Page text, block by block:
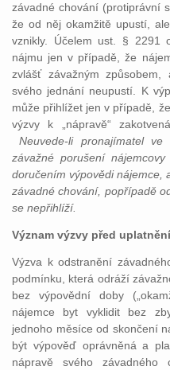
závadné chování (protiprávní
že od něj okamžitě upustí,
vznikly. Účelem ust. § 2291
nájmu jen v případě, že
zvlášť závažným
svého jednání neupustí. K
může přihlížet jen v případě,
výzvy k „nápravě“
Neuvede-li pronajímatel
závažné porušení
doručením výpovědi nájemce,
závadné chování, popřípadě
se nepřihlíží.
Význam výzvy před
Výzva k odstranění
podmínku, která odráží
bez výpovědní doby
nájemce byt vyklidit bez
jednoho měsíce od skončení
být výpověď oprávněná a
nápravě svého závadného